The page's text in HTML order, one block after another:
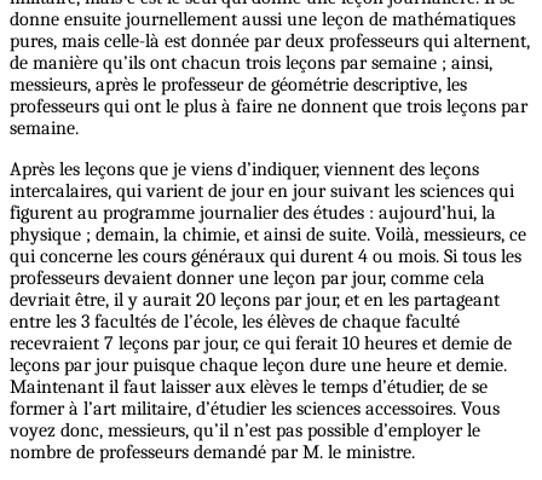
donne ensuite journellement aussi une leçon de mathématiques
pures, mais celle-là est donnée par deux professeurs qui alternent,
de manière qu’ils ont chacun trois leçons par semaine ; ainsi,
messieurs, après le professeur de géométrie descriptive, les
professeurs qui ont le plus à faire ne donnent que trois leçons par
semaine.
Après les leçons que je viens d’indiquer, viennent des leçons
intercalaires, qui varient de jour en jour suivant les sciences qui
figurent au programme journalier des études : aujourd’hui, la
physique ; demain, la chimie, et ainsi de suite. Voilà, messieurs, ce
qui concerne les cours généraux qui durent 4 ou mois. Si tous les
professeurs devaient donner une leçon par jour, comme cela
devriait être, il y aurait 20 leçons par jour, et en les partageant
entre les 3 facultés de l’école, les élèves de chaque faculté
recevraient 7 leçons par jour, ce qui ferait 10 heures et demie de
leçons par jour puisque chaque leçon dure une heure et demie.
Maintenant il faut laisser aux elèves le temps d’étudier, de se
former à l’art militaire, d’étudier les sciences accessoires. Vous
voyez donc, messieurs, qu’il n’est pas possible d’employer le
nombre de professeurs demandé par M. le ministre.